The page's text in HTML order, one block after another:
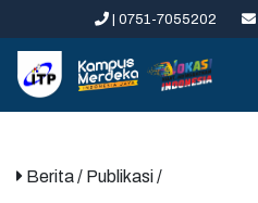
| 0751-7055202
Berita/ Publikasi /